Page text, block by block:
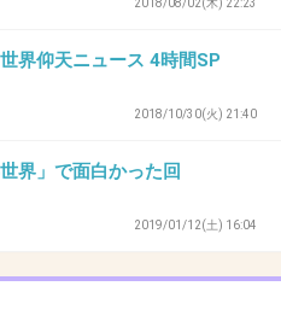
-0
2018/08/02(木) 22:23
界仰天ニュース 4時間SP
2018/10/30(火) 21:40
界」で面白かった回
2019/01/12(土) 16:04